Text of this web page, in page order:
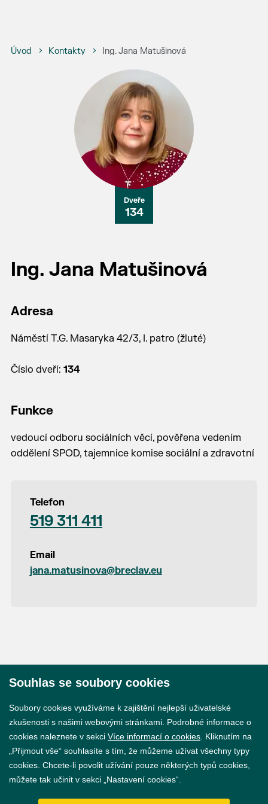
Úvod Kontakty Ing. Jana Matušinová
134
Ing. Jana Matušinová
Adresa
Náměstí T.G. Masaryka 42/3, I. patro (žluté)
Číslo dveří: 134
Funkce
vedoucí odboru sociálních věcí, pověřena vedením
oddělení SPOD, tajemnice komise sociální a zdravotní
Telefon
519 311 411
Email
jana.matusinova@breclav.eu
GDPR
Souhlas se soubory cookies
Soubory cookies využíváme k zajištění nejlepší uživatelské
zkušenosti s našimi webovými stránkami. Podrobné informace o
cookies naleznete v sekci Více informací o cookies . Kliknutím na
„Přijmout vše“ souhlasíte s tím, že můžeme užívat všechny typy
cookies. Chcete-li povolit užívání pouze některých typů cookies,
můžete tak učinit v sekci „Nastavení cookies“.